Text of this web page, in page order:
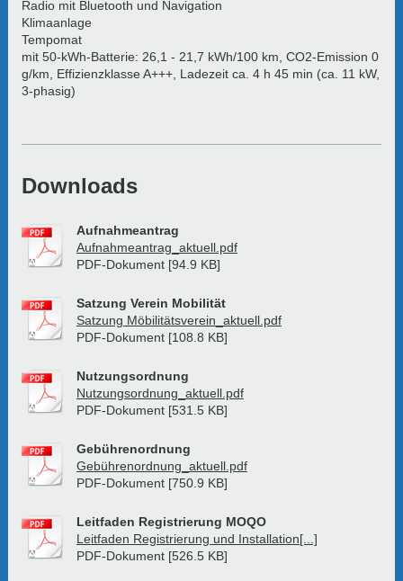
Radio mit Bluetooth und Navigation
Klimaanlage
Tempomat
mit 50-kWh-Batterie: 26,1 - 21,7 kWh/100 km, CO2-Emission 0
g/km, Effizienzklasse A+++, Ladezeit ca. 4 h 45 min (ca. 11 kW,
3-phasig)
Downloads
Aufnahmeantrag
Aufnahmeantrag_aktuell.pdf
PDF-Dokument [94.9 KB]
Satzung Verein Mobilität
Satzung Möbilitätsverein_aktuell.pdf
PDF-Dokument [108.8 KB]
Nutzungsordnung
Nutzungsordnung_aktuell.pdf
PDF-Dokument [531.5 KB]
Gebührenordnung
Gebührenordnung_aktuell.pdf
PDF-Dokument [750.9 KB]
Leitfaden Registrierung MOQO
Leitfaden Registrierung und Installation[...]
PDF-Dokument [526.5 KB]